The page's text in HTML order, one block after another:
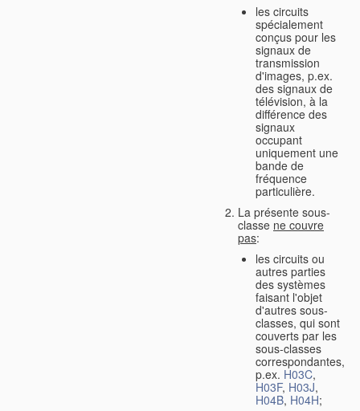
les circuits
spécialement
conçus pour les
signaux de
transmission
d'images, p.ex.
des signaux de
télévision, à la
différence des
signaux
occupant
uniquement une
bande de
fréquence
particulière.
La présente sous-
classe ne couvre
pas:
les circuits ou
autres parties
des systèmes
faisant l'objet
d'autres sous-
classes, qui sont
couverts par les
sous-classes
correspondantes,
p.ex. H03C,
H03F, H03J,
H04B, H04H;